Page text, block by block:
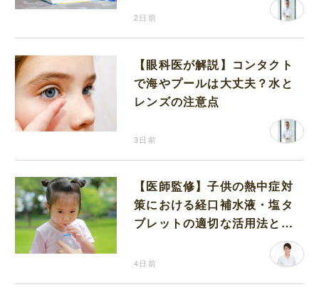
2日前
【眼科医が解説】コンタクト
で海やプールは大丈夫？水と
レンズの注意点
3日前
【医師監修】子供の熱中症対
策における経口補水液・塩タ
ブレットの適切な活用法と水
4日前